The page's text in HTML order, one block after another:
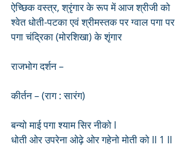
ऐच्छिक वस्त्र, श्रृंगार के रूप में आज श्रीजी को
श्वेत धोती-पटका एवं श्रीमस्तक पर ग्वाल पगा पर
पगा चंद्रिका (मोरशिखा) के शृंगार
राजभोग दर्शन –
कीर्तन – (राग : सारंग)
बन्यो माई पगा श्याम सिर नीको l
धोती ओर उपरेना ओढ़े ओर गहेनो मोती को ll 1 ll